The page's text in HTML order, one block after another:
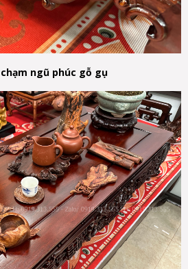
ngũ phúc gỗ gụ